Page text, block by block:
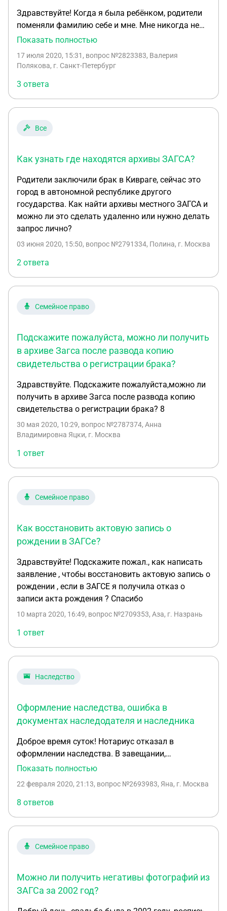
Здравствуйте! Когда я была ребёнком, родители
поменяли фамилию себе и мне. Мне никогда не
выдавали свидетельство о перемене имени,
Сейчас мне нужен документ, подтверждающий ту
Обратилась в МФЦ, в ответ получила отказ. ЗАГС
сообщил, что не нашли такую запись (это был
точно тот ЗАГС, где родители меняли фамилию). В
ЗАГС напрямую пока не получается обратиться
так как мне поменяли свидетельство о рождении,
я могу подтвердить факт перемены фамилии в
детстве?
Показать полностью
17 июля 2020, 15:31 , вопрос №2823383, Валерия
Полякова, г. Санкт-Петербург
3 ответа
Все
Как узнать где находятся архивы ЗАГСА?
Родители заключили брак в Кивраге, сейчас это
город в автономной республике другого
государства. Как найти архивы местного ЗАГСА и
можно ли это сделать удаленно или нужно делать
запрос лично?
03 июня 2020, 15:50, вопрос №2791334, Полина, г. Москва
2 ответа
Семейное право
Подскажите пожалуйста, можно ли получить
в архиве Загса после развода копию
свидетельства о регистрации брака?
Здравствуйте. Подскажите пожалуйста,можно ли
получить в архиве Загса после развода копию
свидетельства о регистрации брака? 8
30 мая 2020, 10:29, вопрос №2787374, Анна
Владимировна Яцки, г. Москва
1 ответ
Семейное право
Как восстановить актовую запись о
рождении в ЗАГСе?
Здравствуйте! Подскажите пожал., как написать
заявление , чтобы восстановить актовую запись о
рождении , если в ЗАГСЕ я получила отказ о
записи акта рождения ? Спасибо
10 марта 2020, 16:49, вопрос №2709353, Аза, г. Назрань
1 ответ
Наследство
Оформление наследства, ошибка в
документах наследодателя и наследника
Доброе время суток! Нотариус отказал в
оформлении наследства. В завещании,
свидетельстве о смерти наследодателя, в
ошибка в имени наследодателя. Т.е. в актах
гражданского состояния и завещании везде
разная трактовка имени. У нас две
разновидности ошибок: 1) Ошибки в документах
свидетельство о рождении). В случае, если в
фамилии наследодателя, необходимо установить
факт родственных отношений. Иск. заявление об
Показать полностью
22 февраля 2020, 21:13, вопрос №2693983, Яна, г. Москва
8 ответов
Семейное право
Можно ли получить негативы фотографий из
ЗАГСа за 2002 год?